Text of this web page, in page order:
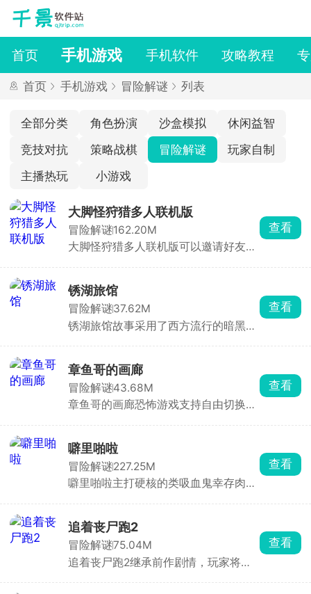
首页 手机游戏 手机软件 攻略教程
首页 手机游戏 冒险解谜 列表
全部分类 角色扮演 沙盒模拟
休闲益智
竞技对抗
策略战棋 冒险解谜
玩家自制
主播热玩
小游戏
大脚怪狩猎多人联机版
冒险解谜162.20M
大脚怪狩猎多人联机版可以邀请好友，
情况，则有一名好友需要扮演大脚怪，
其余的都是猎人，在丛林里开启紧张刺
激的生存冒险，一边探索一边搜集资
源，使用手中的武器去狩猎凶猛的大脚
候，趁机伤害他。
查看
锈湖旅馆
冒险解谜37.62M
锈湖旅馆故事采用了西方流行的暗黑童
员都是拟人化的动物形象，诡异的事情
在这个旅馆中发生了，作为大侦探的你
探索旅馆内的每一处角落，不放过任何
一个细节，收集证据，解开各种细思极
查看
章鱼哥的画廊
冒险解谜43.68M
章鱼哥的画廊恐怖游戏支持自由切换不
线索，解开一系列的谜题，触发更多的
隐藏惊喜彩蛋，与章鱼哥、海绵宝宝等
角色对话推动剧情，不同的选择还会影
响故事的走向。
查看
噼里啪啦
冒险解谜227.25M
噼里啪啦主打硬核的类吸血鬼幸存肉鸽
物，唯有战斗到底！游戏摒弃传统远程
风筝战术，强制近战交锋，即便拾取法
术技能，也需贴身释放，挑战你的操作
极限。海量装备随机掉落，每一次拾取
查看
追着丧尸跑2
冒险解谜75.04M
追着丧尸跑2继承前作剧情，玩家将置
查看